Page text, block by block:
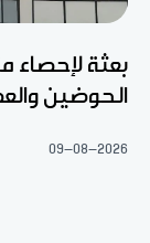
بعثة لإحصاء
الحوضين
09-08-2026